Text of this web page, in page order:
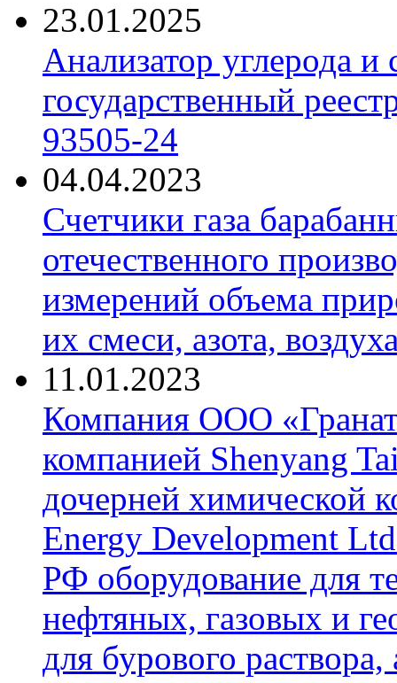
23.01.2025
Анализатор углерода
государственный
93505-24
04.04.2023
Счетчики газа
отечественного
измерений объема
их смеси, азота,
11.01.2023
Компания ООО
компанией Shenyang
дочерней химической
Energy Development
РФ оборудование для
нефтяных, газовых и
для бурового